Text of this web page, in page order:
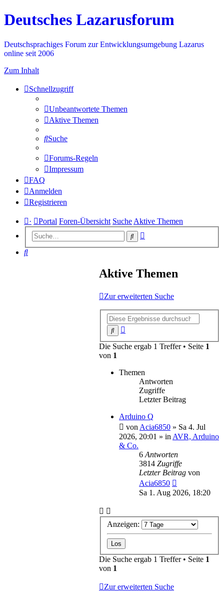
Deutsches Lazarusforum
Deutschsprachiges Forum zur Entwicklungsumgebung Lazarus
online seit 2006
Zum Inhalt
Schnellzugriff
Unbeantwortete Themen
Aktive Themen
Suche
Forums-Regeln
Impressum
FAQ
Anmelden
Registrieren
· Portal Foren-Übersicht Suche Aktive Themen
Suche
Suche
Aktive Themen
Zur erweiterten Suche
Suche
Die Suche ergab 1 Treffer • Seite 1
von 1
Themen
Antworten
Zugriffe
Letzter Beitrag
Arduino Q
von Acia6850 » Sa 4. Jul
2026, 20:01 » in AVR, Arduino
& Co.
6 Antworten
3814 Zugriffe
Letzter Beitrag von
Acia6850
Sa 1. Aug 2026, 18:20
Anzeigen:
Die Suche ergab 1 Treffer • Seite 1
von 1
Zur erweiterten Suche